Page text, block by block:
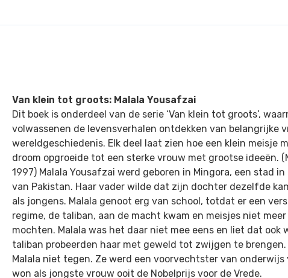
Van klein tot groots: Malala Yousafzai
Dit boek is onderdeel van de serie ‘Van klein tot groots’,
volwassenen de levensverhalen ontdekken van belangrijke
wereldgeschiedenis. Elk deel laat zien hoe een klein meisje
droom opgroeide tot een sterke vrouw met grootse ideeën.
1997) Malala Yousafzai werd geboren in Mingora, een stad
van Pakistan. Haar vader wilde dat zijn dochter dezelfde
als jongens. Malala genoot erg van school, totdat er een
regime, de taliban, aan de macht kwam en meisjes niet
mochten. Malala was het daar niet mee eens en liet dat ook
taliban probeerden haar met geweld tot zwijgen te brengen.
Malala niet tegen. Ze werd een voorvechtster van onderwijs
won als jongste vrouw ooit de Nobelprijs voor de Vrede.